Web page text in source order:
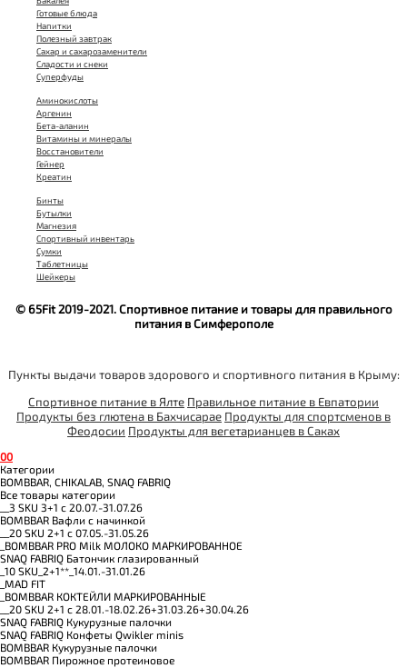
Готовые блюда
Напитки
Полезный завтрак
Сахар и сахарозаменители
Сладости и снеки
Суперфуды
Аминокислоты
Аргенин
Бета-аланин
Витамины и минералы
Восстановители
Гейнер
Креатин
Бинты
Бутылки
Магнезия
Спортивный инвентарь
Сумки
Таблетницы
Шейкеры
© 65Fit 2019-2021. Спортивное питание и товары для правильного
питания в Симферополе
Пункты выдачи товаров здорового и спортивного питания в Крыму:
Спортивное питание в Ялте Правильное питание в Евпатории
Продукты без глютена в Бахчисарае Продукты для спортсменов в
Феодосии Продукты для вегетарианцев в Саках
00
Категории
BOMBBAR, CHIKALAB, SNAQ FABRIQ
Все товары категории
__3 SKU 3+1 с 20.07.-31.07.26
BOMBBAR Вафли с начинкой
__20 SKU 2+1 с 07.05.-31.05.26
_BOMBBAR PRO Milk МОЛОКО МАРКИРОВАННОЕ
SNAQ FABRIQ Батончик глазированный
_10 SKU_2+1**_14.01.-31.01.26
_MAD FIT
_BOMBBAR КОКТЕЙЛИ МАРКИРОВАННЫЕ
__20 SKU 2+1 с 28.01.-18.02.26+31.03.26+30.04.26
SNAQ FABRIQ Кукурузные палочки
SNAQ FABRIQ Конфеты Qwikler minis
BOMBBAR Кукурузные палочки
BOMBBAR Пирожное протеиновое